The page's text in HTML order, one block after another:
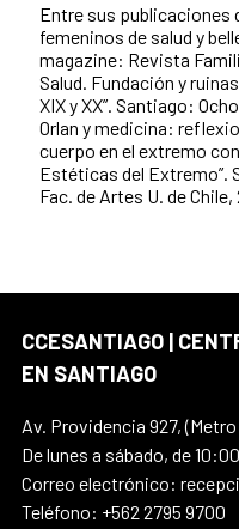
Entre sus publicaciones
femeninos de salud y
magazine: Revista
Salud. Fundación y
XIX y XX”. Santiago:
Orlan y medicina:
cuerpo en el extremo
Estéticas del Extremo”.
Fac. de Artes U. de Chile,
CCESANTIAGO |
EN SANTIAGO
Av. Providencia 927,
De lunes a sábado, de
Correo electrónico:
Teléfono: +562 2795 9700